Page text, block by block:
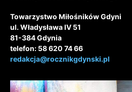
Towarzystwo Miłośników Gdyni
ul. Władysława IV 51
81-384 Gdynia
telefon: 58 620 74 66
redakcja@rocznikgdynski.pl